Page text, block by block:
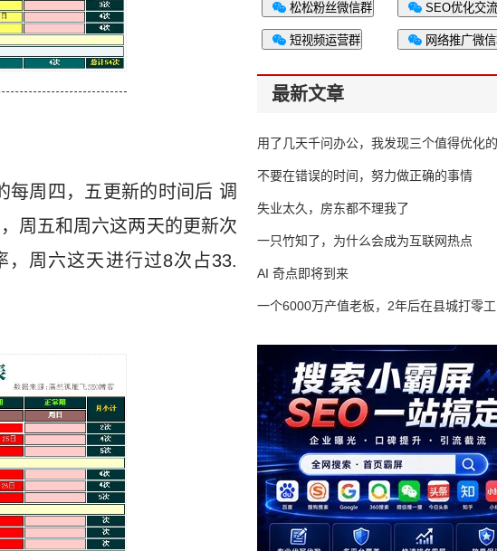
每周四，五更新的时间后 调
周五和周六这两天的更新次
，周六这天进行过8次占33.
松松粉丝微信群 SEO优化交
短视频运营群 网络推广微
最新文章
用了几天千问办公，我发现三个值得优化
不要在错误的时间，努力做正确的事情
失业太久，房东都不理我了
一只竹知了，为什么会成为互联网热点
AI 奇点即将到来
一个6000万产值老板，2年后在县城打零工